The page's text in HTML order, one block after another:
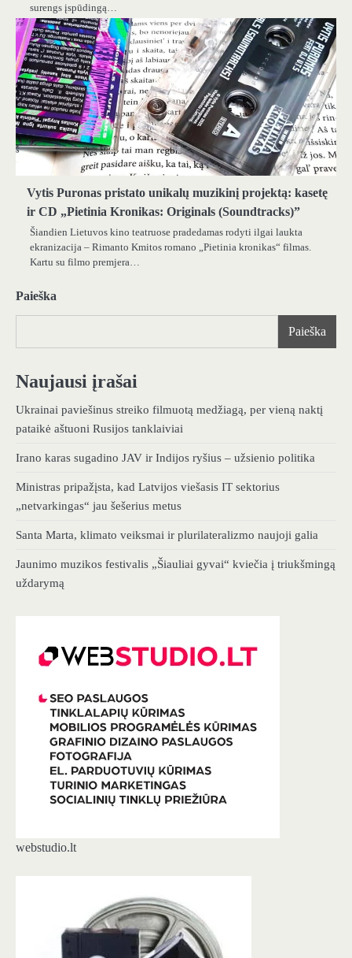
surengs įspūdingą…
Vytis Puronas pristato unikalų muzikinį projektą: kasetę
ir CD „Pietinia Kronikas: Originals (Soundtracks)”
Šiandien Lietuvos kino teatruose pradedamas rodyti ilgai laukta
ekranizacija – Rimanto Kmitos romano „Pietinia kronikas“ filmas.
Kartu su filmo premjera…
Paieška
Paieška
Naujausi įrašai
Ukrainai paviešinus streiko filmuotą medžiagą, per vieną naktį
pataikė aštuoni Rusijos tanklaiviai
Irano karas sugadino JAV ir Indijos ryšius – užsienio politika
Ministras pripažįsta, kad Latvijos viešasis IT sektorius
„netvarkingas“ jau šešerius metus
Santa Marta, klimato veiksmai ir plurilateralizmo naujoji galia
Jaunimo muzikos festivalis „Šiauliai gyvai“ kviečia į triukšmingą
uždarymą
webstudio.lt